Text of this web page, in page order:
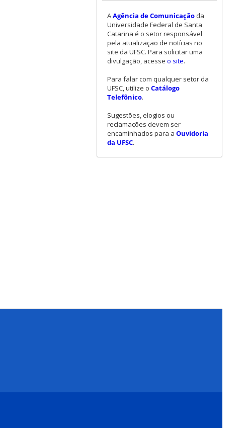
AAgência de Comunicação da
Universidade Federal de Santa
Catarina é o setor responsável
pela atualização de notícias no
site da UFSC. Para solicitar uma
divulgação, acesse o site.
Para falar com qualquer setor da
UFSC, utilize o Catálogo
Telefônico.
Sugestões, elogios ou
reclamações devem ser
encaminhados para a Ouvidoria
da UFSC.